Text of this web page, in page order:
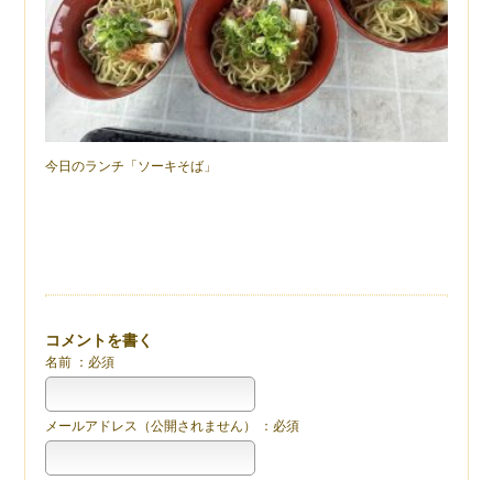
今日のランチ「ソーキそば」
コメントを書く
名前 ：必須
メールアドレス（公開されません） ：必須